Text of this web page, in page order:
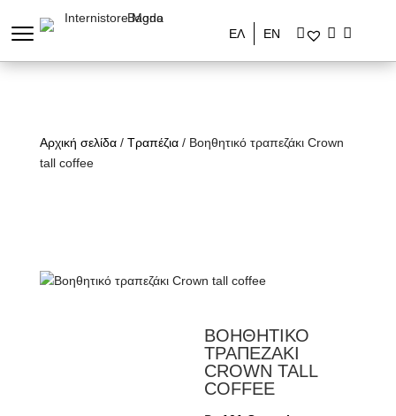
ΕΛ ΕΝ
Αρχική σελίδα/ Τραπέζια/ Βοηθητικό τραπεζάκι Crown
tall coffee
ΒΟΗΘΗΤΙΚΟ
ΤΡΑΠΕΖΑΚΙ
CROWN TALL
COFFEE